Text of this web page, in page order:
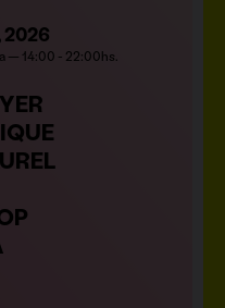
2026
— 14:00 - 22:00hs.